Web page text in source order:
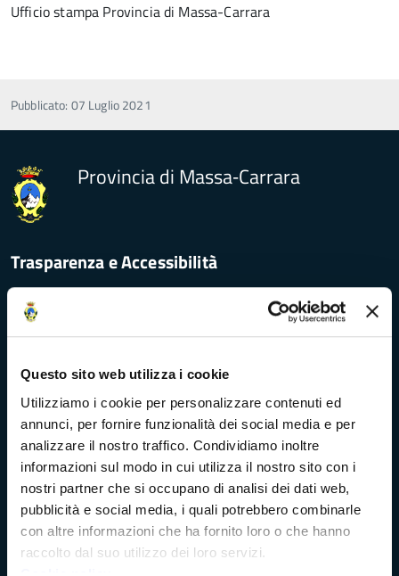
Questo sito web utilizza i cookie
Utilizziamo i cookie per personalizzare contenuti ed
annunci, per fornire funzionalità dei social media e per
analizzare il nostro traffico. Condividiamo inoltre
informazioni sul modo in cui utilizza il nostro sito con i
nostri partner che si occupano di analisi dei dati web,
pubblicità e social media, i quali potrebbero combinarle
con altre informazioni che ha fornito loro o che hanno
raccolto dal suo utilizzo dei loro servizi.
Ufficio stampa Provincia di Massa-Carrara
Pubblicato: 07 Luglio 2021
Provincia di Massa‑Carrara
Trasparenza e Accessibilità
Amministrazione Trasparente
Albo pretorio
Bandi di concorso
Richieste di accesso
Problemi di accessibilità
Dichiarazione di accessibilità